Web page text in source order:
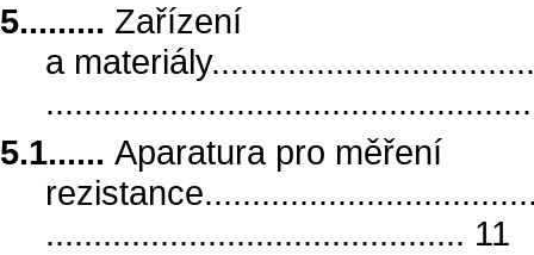
5......... Zařízení
a
5.1...... Aparatura pro měření
............................................ 11